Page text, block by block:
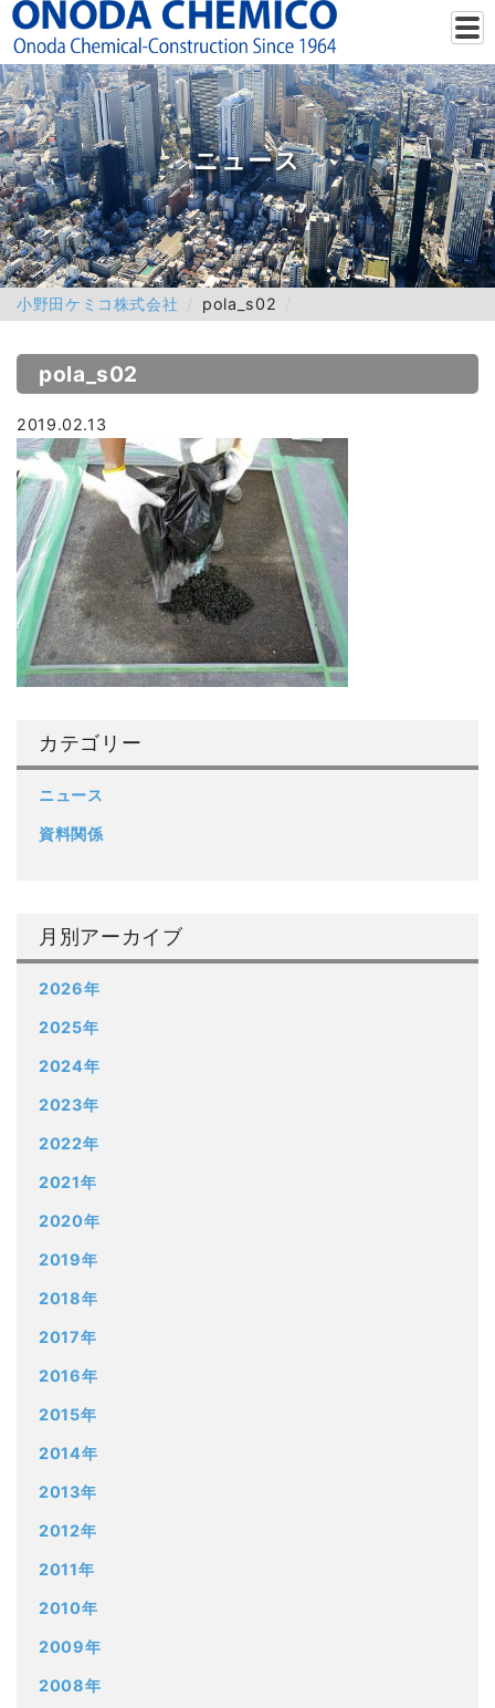
ニュース
小野田ケミコ株式会社 pola_s02
pola_s02
2019.02.13
カテゴリー
ニュース
資料関係
月別アーカイブ
2026年
2025年
2024年
2023年
2022年
2021年
2020年
2019年
2018年
2017年
2016年
2015年
2014年
2013年
2012年
2011年
2010年
2009年
2008年